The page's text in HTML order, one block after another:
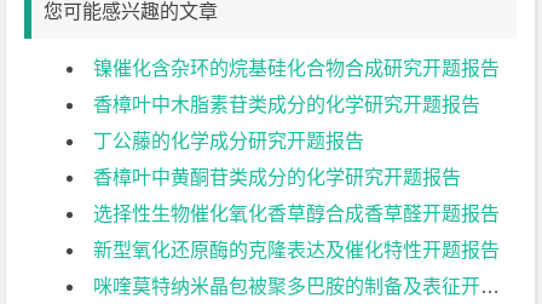
您可能感兴趣的文章
镍催化含杂环的烷基硅化合物合成研究开题报告
香樟叶中木脂素苷类成分的化学研究开题报告
丁公藤的化学成分研究开题报告
香樟叶中黄酮苷类成分的化学研究开题报告
选择性生物催化氧化香草醇合成香草醛开题报告
新型氧化还原酶的克隆表达及催化特性开题报告
咪喹莫特纳米晶包被聚多巴胺的制备及表征开题报告